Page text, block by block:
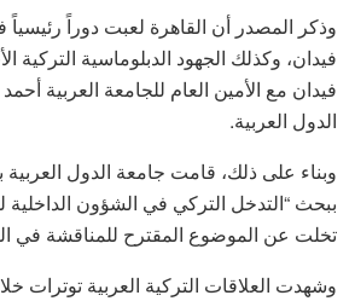
وذكر المصدر أن القاهرة لعبت دوراً
فيدان، وكذلك الجهود الدبلوماسية التركية
فيدان مع الأمين العام للجامعة العربية
الدول العربية.
وبناء على ذلك، قامت جامعة الدول العربية
ببحث “التدخل التركي في الشؤون الداخلية
تخلت عن الموضوع المقترح للمناقشة في
وشهدت العلاقات التركية العربية توترات